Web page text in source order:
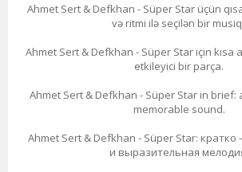
Ahmet Sert & Defkhan - Süper Star üçün
və ritmi ilə seçilən bir
Ahmet Sert & Defkhan - Süper Star için kısa
etkileyici bir parça.
Ahmet Sert & Defkhan - Süper Star in brief:
memorable sound.
Ahmet Sert & Defkhan - Süper Star:
и выразительная